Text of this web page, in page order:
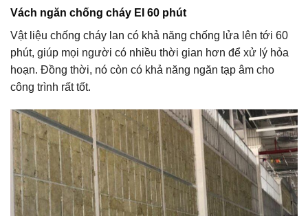
Vách ngăn chống cháy EI 60 phút
Vật liệu chống cháy lan có khả năng chống lửa lên tới 60
phút, giúp mọi người có nhiều thời gian hơn để xử lý hỏa
hoạn. Đồng thời, nó còn có khả năng ngăn tạp âm cho
công trình rất tốt.